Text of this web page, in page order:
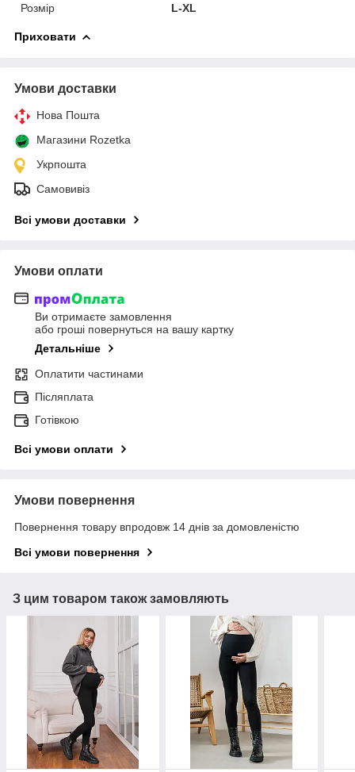
Розмір
L-XL
Приховати
Умови доставки
Нова Пошта
Магазини Rozetka
Укрпошта
Самовивіз
Всі умови доставки
Умови оплати
Ви отримаєте замовлення
або гроші повернуться на вашу картку
Детальніше
Оплатити частинами
Післяплата
Готівкою
Всі умови оплати
Умови повернення
Повернення товару впродовж 14 днів за домовленістю
Всі умови повернення
З цим товаром також замовляють